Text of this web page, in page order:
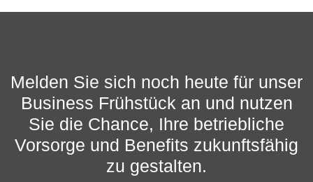
Melden Sie sich noch heute für unser
Business Frühstück an und nutzen
Sie die Chance, Ihre betriebliche
Vorsorge und Benefits zukunftsfähig
zu gestalten.